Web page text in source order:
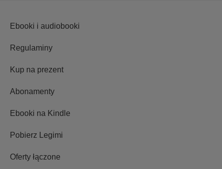
Ebooki i audiobooki
Regulaminy
Kup na prezent
Abonamenty
Ebooki na Kindle
Pobierz Legimi
Oferty łączone